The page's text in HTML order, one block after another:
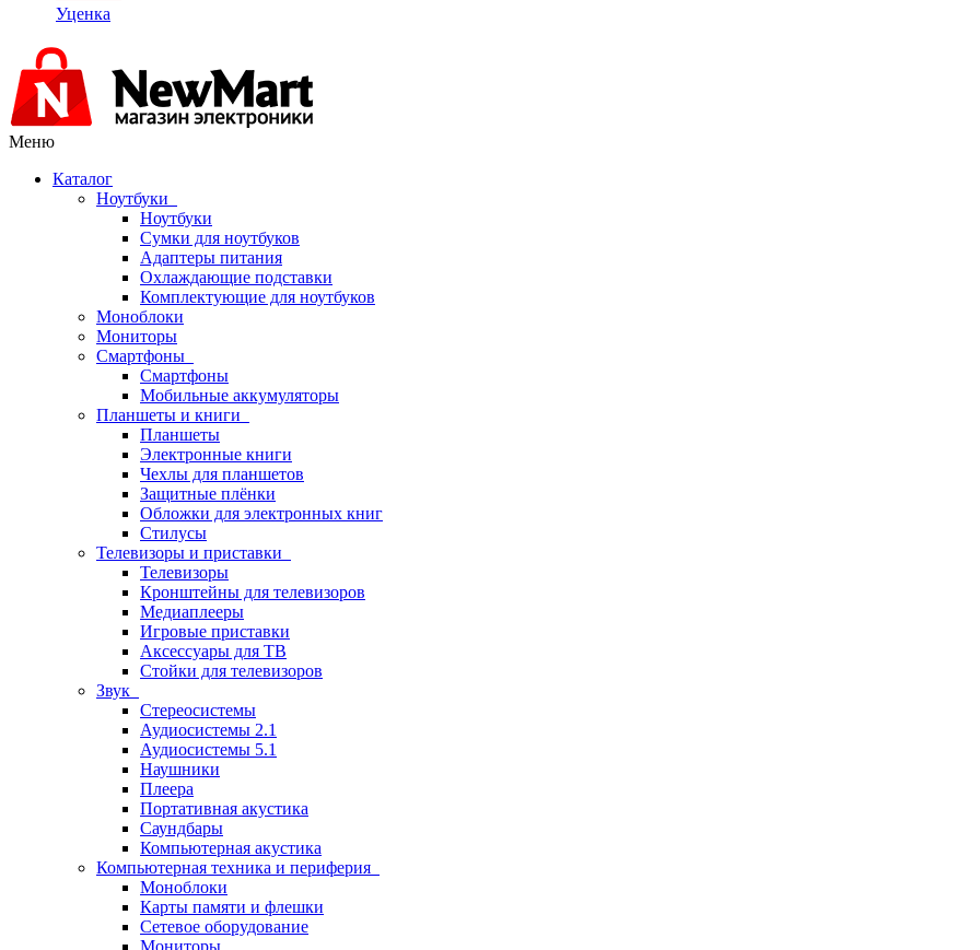
Уценка
Меню
Каталог
Ноутбуки
Ноутбуки
Сумки для ноутбуков
Адаптеры питания
Охлаждающие подставки
Комплектующие для ноутбуков
Моноблоки
Мониторы
Смартфоны
Смартфоны
Мобильные аккумуляторы
Планшеты и книги
Планшеты
Электронные книги
Чехлы для планшетов
Защитные плёнки
Обложки для электронных книг
Стилусы
Телевизоры и приставки
Телевизоры
Кронштейны для телевизоров
Медиаплееры
Игровые приставки
Аксессуары для ТВ
Стойки для телевизоров
Звук
Стереосистемы
Аудиосистемы 2.1
Аудиосистемы 5.1
Наушники
Плеера
Портативная акустика
Саундбары
Компьютерная акустика
Компьютерная техника и периферия
Моноблоки
Карты памяти и флешки
Сетевое оборудование
Мониторы